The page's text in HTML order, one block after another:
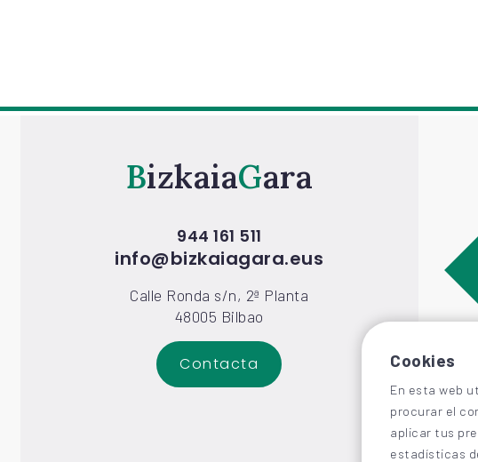
Bizkaia Gara
944 161 511
info@bizkaiagara.eus
Calle Ronda s/n, 2ª Planta
48005 Bilbao
Contacta Cookies
En esta web
procurar el
aplicar tus
estadísticas